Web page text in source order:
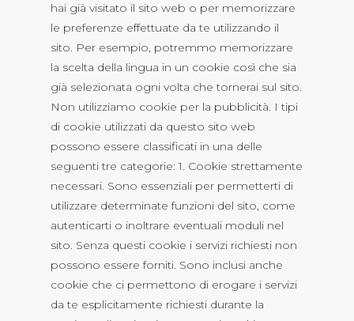
hai già visitato il sito web o per memorizzare
le preferenze effettuate da te utilizzando il
sito. Per esempio, potremmo memorizzare
la scelta della lingua in un cookie così che sia
già selezionata ogni volta che tornerai sul sito.
Non utilizziamo cookie per la pubblicità. I tipi
di cookie utilizzati da questo sito web
possono essere classificati in una delle
seguenti tre categorie: 1. Cookie strettamente
necessari. Sono essenziali per permetterti di
utilizzare determinate funzioni del sito, come
autenticarti o inoltrare eventuali moduli nel
sito. Senza questi cookie i servizi richiesti non
possono essere forniti. Sono inclusi anche
cookie che ci permettono di erogare i servizi
da te esplicitamente richiesti durante la